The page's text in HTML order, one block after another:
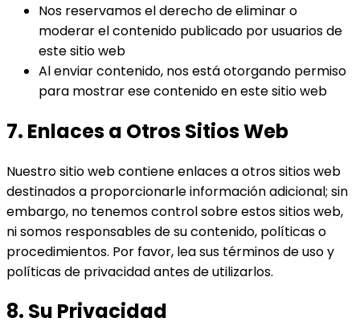
Nos reservamos el derecho de eliminar o
moderar el contenido publicado por usuarios de
este sitio web
Al enviar contenido, nos está otorgando permiso
para mostrar ese contenido en este sitio web
7. Enlaces a Otros Sitios Web
Nuestro sitio web contiene enlaces a otros sitios web
destinados a proporcionarle información adicional; sin
embargo, no tenemos control sobre estos sitios web,
ni somos responsables de su contenido, políticas o
procedimientos. Por favor, lea sus términos de uso y
políticas de privacidad antes de utilizarlos.
8. Su Privacidad